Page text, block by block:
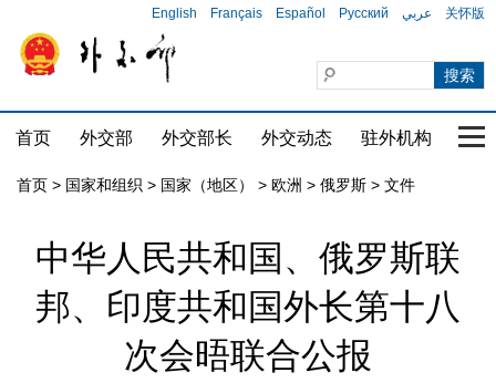
English Français Español Русский عربي 关怀版
首页 外交部 外交部长 外交动态 驻外机构 国
首页 > 国家和组织 > 国家（地区） > 欧洲 > 俄罗斯 > 文件
中华人民共和国、俄罗斯联
邦、印度共和国外长第十八
次会晤联合公报